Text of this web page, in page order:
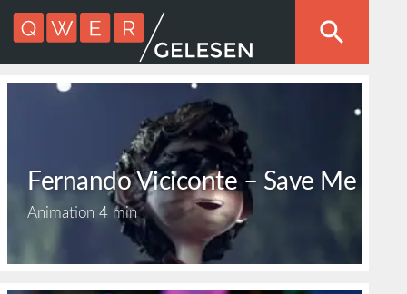
Fernando Viciconte – Save Me
Animation 4 min